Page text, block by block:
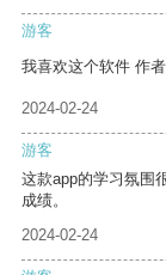
游客
我喜欢这个软件 作
2024-02-24
游客
这款app的学习氛围
成绩。
2024-02-24